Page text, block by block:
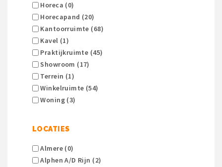
Horeca (0)
Horecapand (20)
Kantoorruimte (68)
Kavel (1)
Praktijkruimte (45)
Showroom (17)
Terrein (1)
Winkelruimte (54)
Woning (3)
LOCATIES
Almere (0)
Alphen A/d Rijn (2)